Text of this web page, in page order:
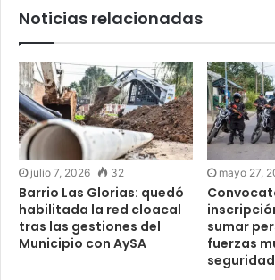
Noticias relacionadas
julio 7, 2026 32
Barrio Las Glorias: quedó
habilitada la red cloacal
tras las gestiones del
Municipio con AySA
mayo 27,
sumar
fuerzas
seguridad